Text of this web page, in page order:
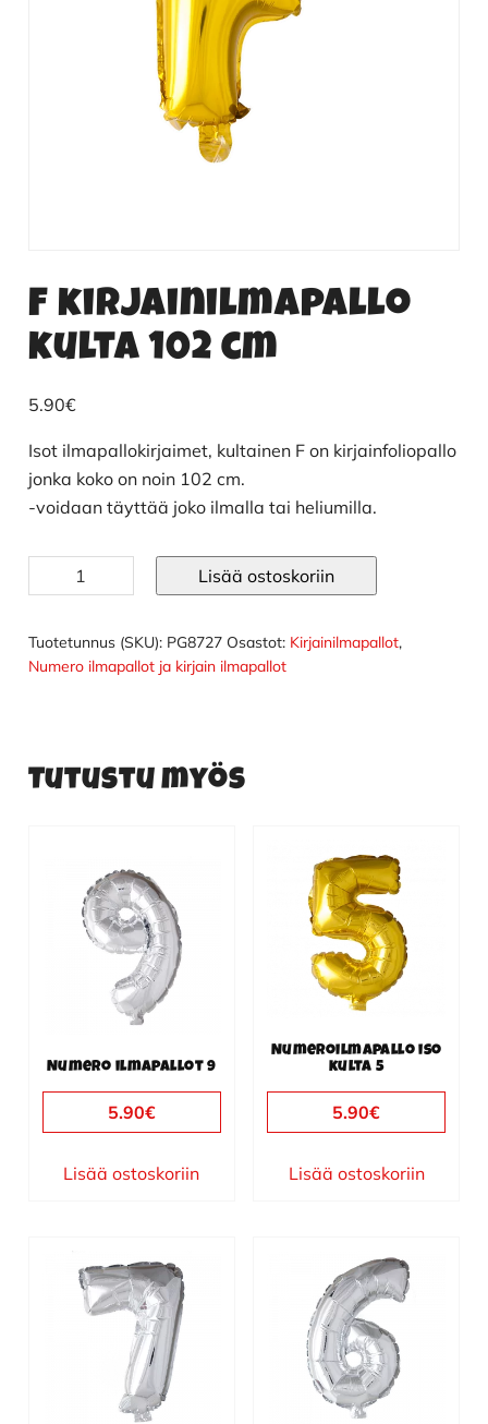
F kirjainilmapallo
kulta 102 cm
5.90€
Isot ilmapallokirjaimet, kultainen F on kirjainfoliopallo
jonka koko on noin 102 cm.
-voidaan täyttää joko ilmalla tai heliumilla.
kirjainilmapallo
102
cm
Lisää ostoskoriin
Tuotetunnus (SKU): PG8727 Osastot: Kirjainilmapallot,
Numero ilmapallot ja kirjain ilmapallot
Tutustu myös
Numero ilmapallot 9
5.90€
Lisää ostoskoriin
Numeroilmapallo iso
kulta 5
5.90€
Lisää ostoskoriin